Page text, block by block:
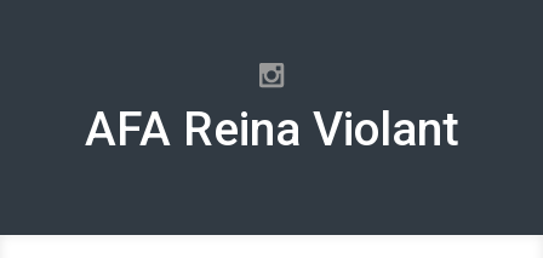
AFA Reina Violant